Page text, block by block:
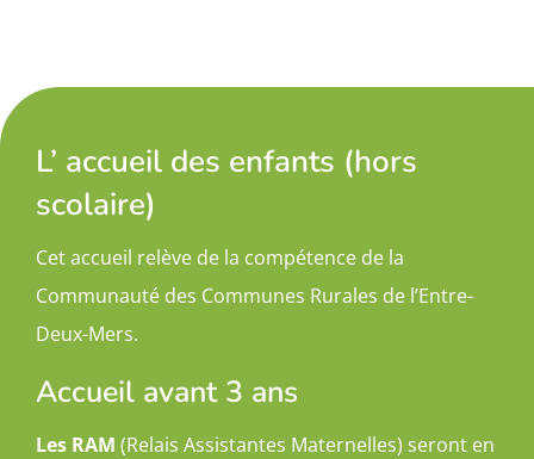
L’ accueil des enfants (hors
scolaire)
Cet accueil relève de la compétence de la
Communauté des Communes Rurales de l’Entre-
Deux-Mers.
Accueil avant 3 ans
Les RAM (Relais Assistantes Maternelles) seront en